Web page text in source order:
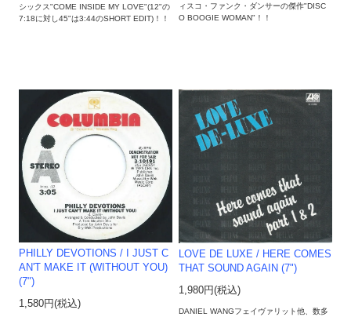
シックス"COME INSIDE MY LOVE"(12"の
7:18に対し45"は3:44のSHORT EDIT)！！
ィスコ・ファンク・ダンサーの傑作"DISC
O BOOGIE WOMAN"！！
PHILLY DEVOTIONS / I JUST C
AN'T MAKE IT (WITHOUT YOU)
(7")
1,580円(税込)
LOVE DE LUXE / HERE COMES
THAT SOUND AGAIN (7")
1,980円(税込)
DANIEL WANGフェイヴァリット他、数多